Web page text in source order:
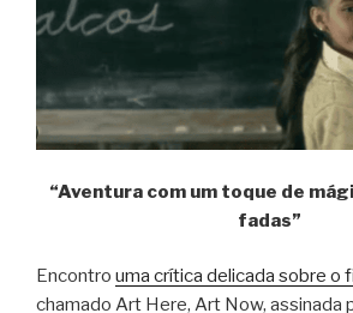
“Aventura com um toque de
fadas”
Encontro uma crítica delicada sobre o
chamado Art Here, Art Now, assinada